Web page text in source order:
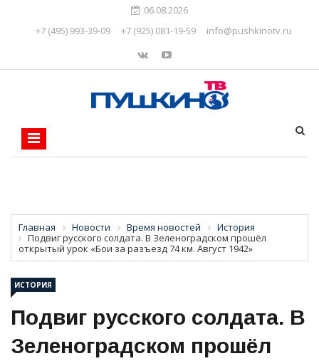
06.08.2026
+7 (495) 993-39-09
+7 (925) 081-19-59 info@pushkinotv.ru
Главная Новости Время новостей
История
Подвиг русского солдата. В Зеленоградском прошёл
открытый урок «Бои за разъезд 74 км. Август 1942»
ИСТОРИЯ
Подвиг русского солдата. В
Зеленоградском прошёл